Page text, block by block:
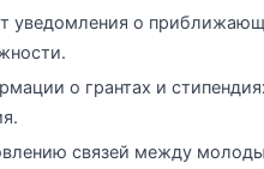
уведомления о
о грантах и
связей между